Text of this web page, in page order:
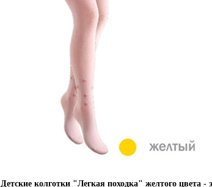
Детские колготки "Легкая походка" желтого цвета -